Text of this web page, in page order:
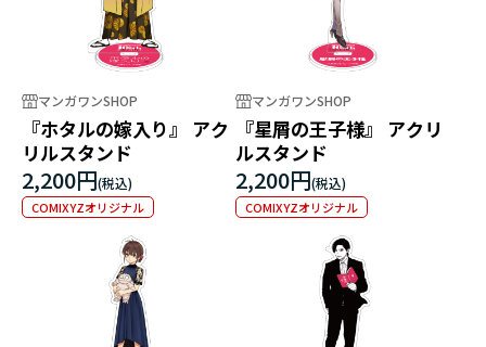
マンガワンSHOP
『ホタルの嫁入り』 アク
リルスタンド
2,200円
COMIXYZオリジナル
マンガワンSHOP
『星屑の王子様』 アクリ
ルスタンド
2,200円
COMIXYZオリジナル